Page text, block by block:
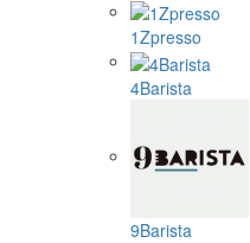
1Zpresso
4Barista
9Barista